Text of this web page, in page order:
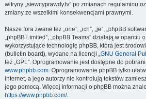
witryny „siewcyprawdy.tv” po zmianach regulaminu
zmiany ze wszelkimi konsekwencjami prawnymi.
Nasze fora zwane też „one”, „ich”, „je”, „phpBB
„phpBB Limited”, „phpBB Teams” działają w oparciu
wykorzystujące technologię phpBB, która jest
(bulletin board), wydane na licencji „GNU General
też „GPL”. Oprogramowanie jest dostępne do
www.phpbb.com. Oprogramowanie phpBB tylko
internet, a jego autorzy nie kontrolują tekstów
jego pomocą. Więcej informacji o phpBB można
https://www.phpbb.com/.